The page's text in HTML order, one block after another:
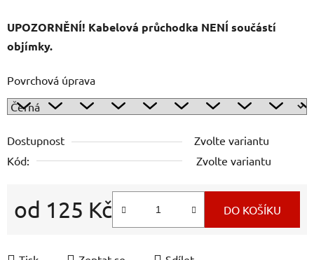
UPOZORNĚNÍ! Kabelová průchodka NENÍ součástí
objímky.
Povrchová úprava
Dostupnost
Zvolte variantu
Kód:
Zvolte variantu
od 125 Kč DO KOŠÍKU